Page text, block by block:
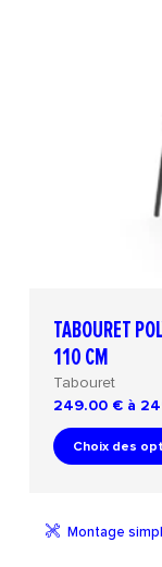
TABOURET
110 CM
Tabouret
249.00 € à
Choix des
Montage